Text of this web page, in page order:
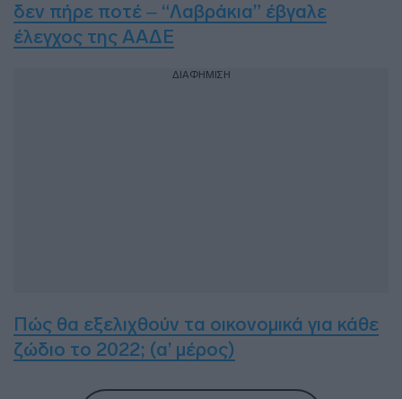
δεν πήρε ποτέ – “Λαβράκια” έβγαλε
έλεγχος της ΑΑΔΕ
ΔΙΑΦΗΜΙΣΗ
Πώς θα εξελιχθούν τα οικονομικά για κάθε
ζώδιο το 2022; (α’ μέρος)